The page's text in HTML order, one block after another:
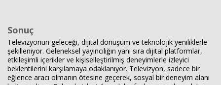
Sonuç
Televizyonun geleceği, dijital dönüşüm ve teknolojik yeniliklerle
şekilleniyor. Geleneksel yayıncılığın yanı sıra dijital platformlar,
etkileşimli içerikler ve kişiselleştirilmiş deneyimlerle izleyici
beklentilerini karşılamaya odaklanıyor. Televizyon, sadece bir
eğlence aracı olmanın ötesine geçerek, sosyal bir deneyim alanı